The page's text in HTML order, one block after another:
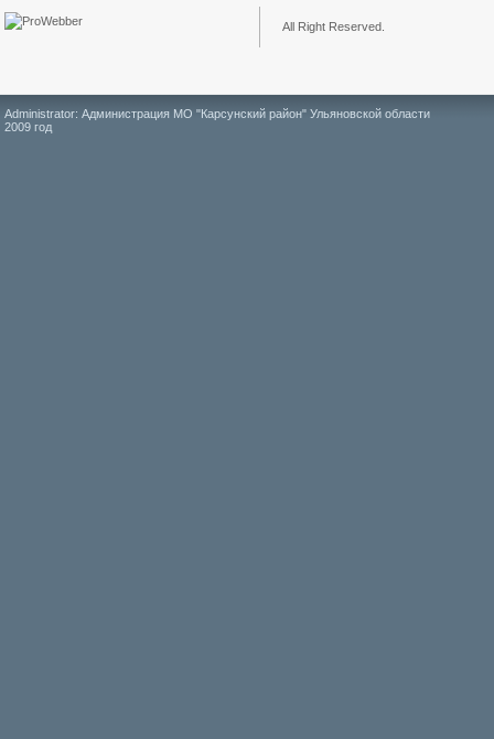
All Right Reserved.
Administrator: Администрация МО "Карсунский район" Ульяновской области
2009 год